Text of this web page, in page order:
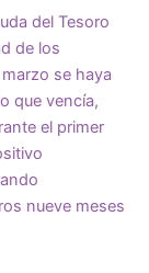
del Tesoro
de los
se haya
que vencía,
el primer
nueve meses